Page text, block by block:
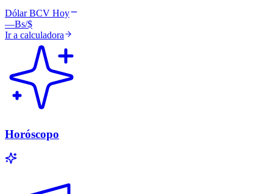
Dólar BCV Hoy
—Bs/$
Ir a calculadora
Horóscopo